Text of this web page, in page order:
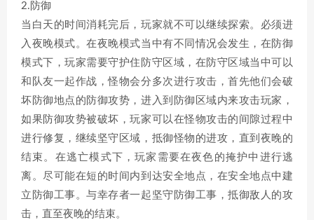
2.防御
当白天的时间消耗完后，玩家就不可以继续探索。必须进
入夜晚模式。在夜晚模式当中有不同情况会发生，在防御
模式下，玩家需要守护住防守区域，在防守区域当中可以
和队友一起作战，怪物会分多次进行攻击，首先他们会破
坏防御地点的防御攻势，进入到防御区域内来攻击玩家，
如果防御攻势被破坏，玩家可以在怪物攻击的间隙过程中
进行修复，继续坚守区域，抵御怪物的进攻，直到夜晚的
结束。在逃亡模式下，玩家需要在夜色的掩护中进行逃
离。尽可能在短的时间内到达安全地点，在安全地点中建
立防御工事。与幸存者一起坚守防御工事，抵御敌人的攻
击，直至夜晚的结束。